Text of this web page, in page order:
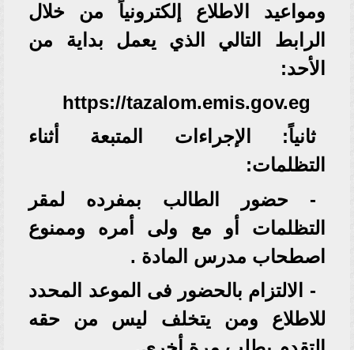
ومواعيد الاطلاع إلكترونياً من خلال
الرابط التالي الذي يعمل بداية من
الأحد:
ثانياً: الإجراءات المتبعة أثناء
التظلمات:
- حضور الطالب بمفرده لمقر
التظلمات أو مع ولى أمره وممنوع
اصطحاب مدرس المادة .
- الالتزام بالحضور فى الموعد المحدد
للاطلاع ومن يتخلف ليس من حقه